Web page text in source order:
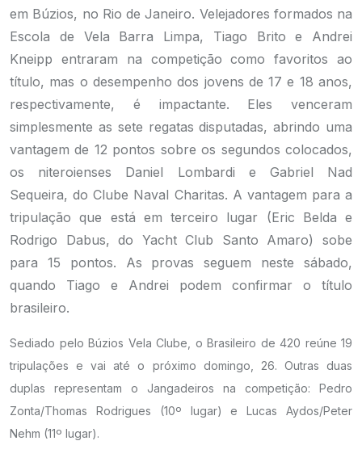
em Búzios, no Rio de Janeiro. Velejadores formados na
Escola de Vela Barra Limpa, Tiago Brito e Andrei
Kneipp entraram na competição como favoritos ao
título, mas o desempenho dos jovens de 17 e 18 anos,
respectivamente, é impactante. Eles venceram
simplesmente as sete regatas disputadas, abrindo uma
vantagem de 12 pontos sobre os segundos colocados,
os niteroienses Daniel Lombardi e Gabriel Nad
Sequeira, do Clube Naval Charitas. A vantagem para a
tripulação que está em terceiro lugar (Eric Belda e
Rodrigo Dabus, do Yacht Club Santo Amaro) sobe
para 15 pontos. As provas seguem neste sábado,
quando Tiago e Andrei podem confirmar o título
brasileiro.
Sediado pelo Búzios Vela Clube, o Brasileiro de 420 reúne 19
tripulações e vai até o próximo domingo, 26. Outras duas
duplas representam o Jangadeiros na competição: Pedro
Zonta/Thomas Rodrigues (10º lugar) e Lucas Aydos/Peter
Nehm (11º lugar).